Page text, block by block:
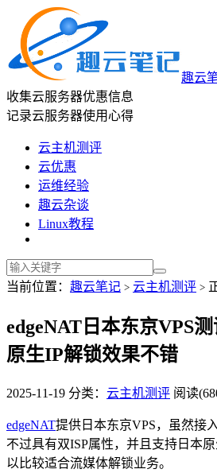
趣云
收集云服务器优惠信息
记录云服务器使用心得
云主机测评
云优惠
运维经验
趣云杂谈
Linux教程
当前位置： 趣云笔记 > 云主机测评 >
edgeNAT日本东京VPS
原生IP解锁效果不错
2025-11-19 分类： 云主机测评 阅读
edgeNAT提供日本东京VPS，虽然接
不过具有双ISP属性，并且支持日本
以比较适合流媒体解锁业务。